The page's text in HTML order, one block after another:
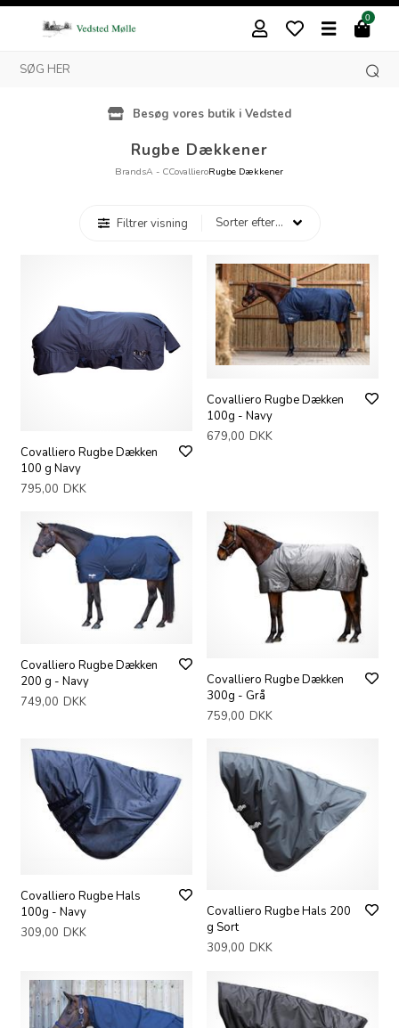
0
Besøg vores butik i Vedsted
Rugbe Dækkener
BrandsA - CCovallieroRugbe Dækkener
Filtrer visning
Covalliero Rugbe Dækken
100 g Navy
795,00 DKK
Covalliero Rugbe Dækken
100g - Navy
679,00 DKK
Covalliero Rugbe Dækken
200 g - Navy
749,00 DKK
Covalliero Rugbe Dækken
300g - Grå
759,00 DKK
Covalliero Rugbe Hals
100g - Navy
309,00 DKK
Covalliero Rugbe Hals 200
g Sort
309,00 DKK